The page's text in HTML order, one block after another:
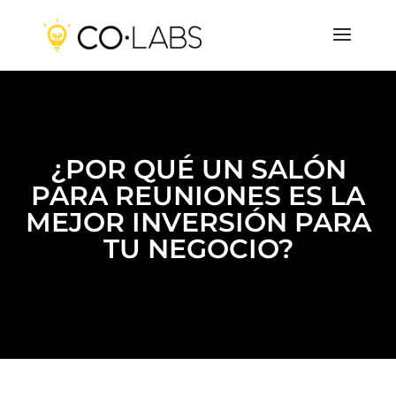
¿POR QUÉ UN SALÓN
PARA REUNIONES ES LA
MEJOR INVERSIÓN PARA
TU NEGOCIO?